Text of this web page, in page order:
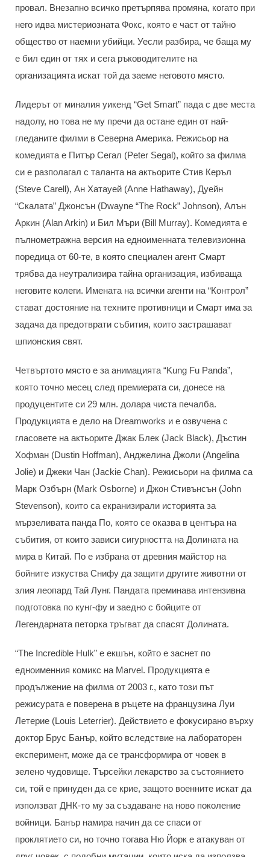
провал. Внезапно всичко претърпява промяна, когато при
него идва мистериозната Фокс, която е част от тайно
общество от наемни убийци. Уесли разбира, че баща му
е бил един от тях и сега ръководителите на
организацията искат той да заеме неговото място.
Лидерът от миналия уикенд “Get Smart” пада с две места
надолу, но това не му пречи да остане един от най-
гледаните филми в Северна Америка. Режисьор на
комедията е Питър Сегал (Peter Segal), който за филма
си е разполагал с таланта на актьорите Стив Керъл
(Steve Carell), Ан Хатауей (Anne Hathaway), Дуейн
“Скалата” Джонсън (Dwayne “The Rock” Johnson), Алън
Аркин (Alan Arkin) и Бил Мъри (Bill Murray). Комедията е
пълнометражна версия на едноименната телевизионна
поредица от 60-те, в която специален агент Смарт
трябва да неутрализира тайна организация, избиваща
неговите колеги. Имената на всички агенти на “Контрол”
стават достояние на техните противници и Смарт има за
задача да предотврати събития, които застрашават
шпионския свят.
Четвъртото място е за анимацията “Kung Fu Panda”,
която точно месец след премиерата си, донесе на
продуцентите си 29 млн. долара чиста печалба.
Продукцията е дело на Dreamworks и е озвучена с
гласовете на актьорите Джак Блек (Jack Black), Дъстин
Хофман (Dustin Hoffman), Анджелина Джоли (Angelina
Joliе) и Джеки Чан (Jackie Chan). Режисьори на филма са
Марк Озбърн (Mark Osborne) и Джон Стивънсън (John
Stevenson), които са екранизирали историята за
мързеливата панда По, която се оказва в центъра на
събития, от които зависи сигурността на Долината на
мира в Китай. По е избрана от древния майстор на
бойните изкуства Снифу да защити другите животни от
злия леопард Тай Лунг. Пандата преминава интензивна
подготовка по кунг-фу и заедно с бойците от
Легендарната петорка тръгват да спасят Долината.
“The Incredible Hulk” е екшън, който е заснет по
едноименния комикс на Marvel. Продукцията е
продължение на филма от 2003 г., като този път
режисурата е поверена в ръцете на французина Луи
Летерие (Louis Leterrier). Действието е фокусирано върху
доктор Брус Банър, който вследствие на лабораторен
експеримент, може да се трансформира от човек в
зелено чудовище. Търсейки лекарство за състоянието
си, той е принуден да се крие, защото военните искат да
използват ДНК-то му за създаване на ново поколение
войници. Банър намира начин да се спаси от
проклятието си, но точно тогава Ню Йорк е атакуван от